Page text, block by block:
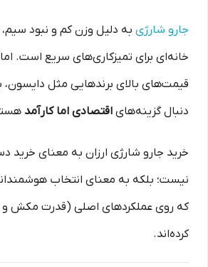
جارو شارژی به دلیل وزن کم و نبود
خانه‌ای برای تمیزکاری‌های سریع است.
قیمت‌های بالای برندهایی مثل دایسون،
دنبال گزینه‌های اقتصادی اما کارآمد
خرید جارو شارژی ارزان به معنای خرید
نیست؛ بلکه به معنای انتخاب
که روی عملکردهای اصلی (قدرت مکش و
کرده‌اند.